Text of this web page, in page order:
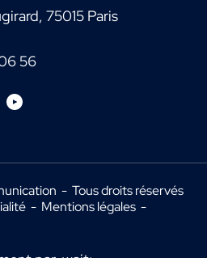
75015 Paris
56
- Tous droits réservés
- Mentions légales -